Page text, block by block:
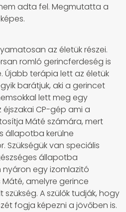
adta fel. Megmutatta a
az életük részei.
romló gerincferdeség is
Újabb terápia lett az életük
barátjuk, aki a gerincet
lett meg egy
CP-gép ami a
Máté számára, mert
állapotba kerülne
Szükségük van speciális
állapotba
egy izomlazitó
amelyre gerince
A szülők tudják, hogy
fogja képezni a jövőben is.